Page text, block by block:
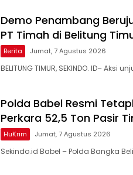
Demo Penambang
PT Timah di Belitung
Berita Jumat, 7 Agustus 2026
BELITUNG TIMUR, SEKINDO. ID– Aksi
Polda Babel Resmi
Perkara 52,5 Ton Pasir
HuKrim Jumat, 7 Agustus 2026
Sekindo.id Babel – Polda Bangka